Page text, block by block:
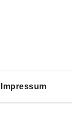
Impressum